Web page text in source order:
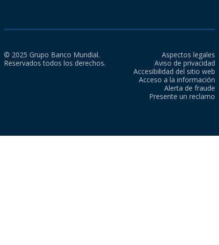
© 2025 Grupo Banco Mundial.
Reservados todos los derechos.
Aspectos legales
Aviso de privacidad
Accesibilidad del sitio web
Acceso a la información
Alerta de fraude
Presente un reclamo